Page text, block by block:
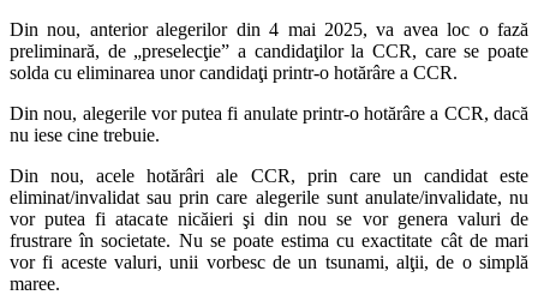
Din nou, anterior alegerilor din 4 mai 2025, va avea loc o fază
preliminară, de „preselecţie” a candidaţilor la CCR, care se poate
solda cu eliminarea unor candidaţi printr-o hotărâre a CCR.
Din nou, alegerile vor putea fi anulate printr-o hotărâre a CCR, dacă
nu iese cine trebuie.
Din nou, acele hotărâri ale CCR, prin care un candidat este
eliminat/invalidat sau prin care alegerile sunt anulate/invalidate, nu
vor putea fi atacate nicăieri şi din nou se vor genera valuri de
frustrare în societate. Nu se poate estima cu exactitate cât de mari
vor fi aceste valuri, unii vorbesc de un tsunami, alţii, de o simplă
maree.